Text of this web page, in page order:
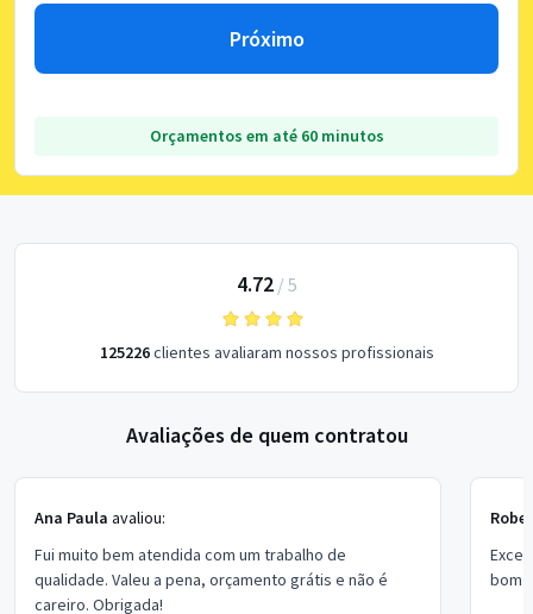
Próximo
Orçamentos em até 60 minutos
4.72/ 5
125226clientes avaliaram nossos profissionais
Avaliações de quem contratou
Ana Paula avaliou:
Fui muito bem atendida com um trabalho de
qualidade. Valeu a pena, orçamento grátis e não é
careiro. Obrigada!
bom